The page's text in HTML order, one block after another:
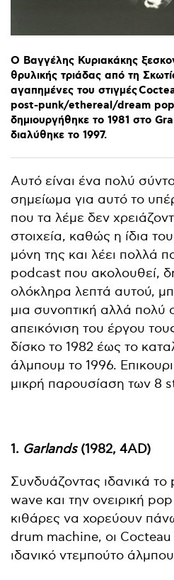
Ο Βαγγέλης Κυριακάκης
θρυλικής τριάδας από τη
αγαπημένες του στιγμές
post-punk/ethereal/dream pop
δημιουργήθηκε το 1981 στο
διαλύθηκε το 1997.
Αυτό είναι ένα πολύ
σημείωμα για αυτό το
που τα λέμε δεν
στοιχεία, καθώς η ίδια
μόνη της και λέει πολλά
podcast που ακολουθεί,
ολόκληρα λεπτά αυτού,
μια συνοπτική αλλά πολύ
απεικόνιση του έργου
δίσκο το 1982 έως το
άλμπουμ το 1996.
μικρή παρουσίαση των 8
1. Garlands(1982, 4AD)
Συνδυάζοντας ιδανικά
wave και την ονειρική
κιθάρες να χορεύουν
drum machine, οι
ιδανικό ντεμπούτο